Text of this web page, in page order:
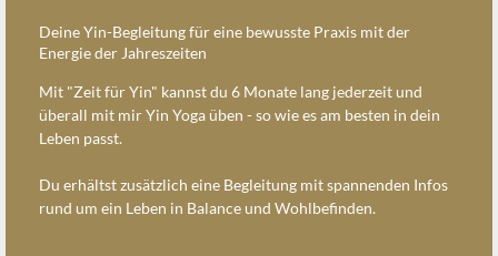
Deine Yin-Begleitung für eine bewusste Praxis mit der
Energie der Jahreszeiten
Mit "Zeit für Yin" kannst du 6 Monate lang jederzeit und
überall mit mir Yin Yoga üben - so wie es am besten in dein
Leben passt.
Du erhältst zusätzlich eine Begleitung mit spannenden Infos
rund um ein Leben in Balance und Wohlbefinden.